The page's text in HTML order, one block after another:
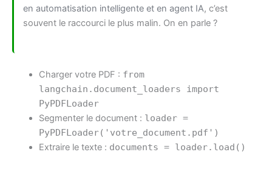
en automatisation intelligente et en agent IA, c’est
souvent le raccourci le plus malin. On en parle ?
Charger votre PDF : from
langchain.document_loaders import
PyPDFLoader
Segmenter le document : loader =
PyPDFLoader('votre_document.pdf')
Extraire le texte : documents = loader.load()